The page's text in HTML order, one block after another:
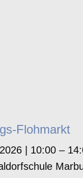
Flohmarkt
| 10:00 –